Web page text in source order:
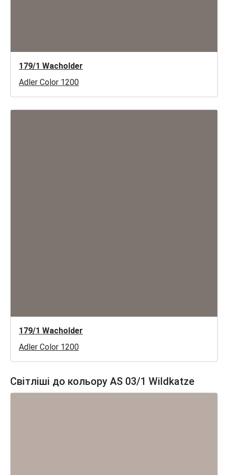
179/1 Wacholder
Adler Color 1200
179/1 Wacholder
Adler Color 1200
Світліші до кольору AS 03/1 Wildkatze